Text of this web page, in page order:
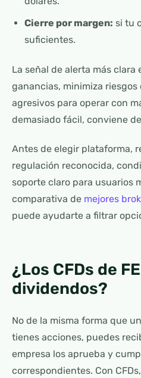
Cierre por margen: si tu
suficientes.
La señal de alerta más
ganancias, minimiza riesgos
agresivos para operar con
demasiado fácil, conviene
Antes de elegir plataforma,
regulación reconocida,
soporte claro para usuarios
comparativa de mejores
puede ayudarte a filtrar
¿Los CFDs de
dividendos?
No de la misma forma que
tienes acciones, puedes
empresa los aprueba y
correspondientes. Con